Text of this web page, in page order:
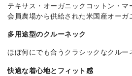
テキサス・オーガニックコットン・
会員農場から供給された米国産オーガ
多用途型のクルーネック
ほぼ何にでも合うクラシックなクルー
快適な着心地とフィット感